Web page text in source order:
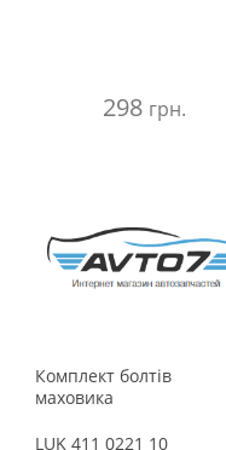
298 грн.
Комплект болтів
маховика
LUK 411 0221 10